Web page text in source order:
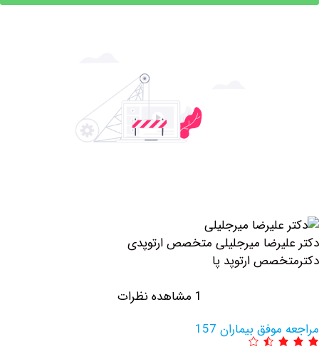
میرجلیلی متخصص ارتوپدی
ارتوپد پا
بیماران 157